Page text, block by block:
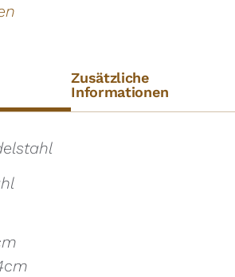
Zusätzliche
Informationen